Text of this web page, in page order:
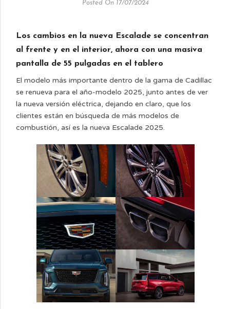
Posted On 17/07/2024
Los cambios en la nueva Escalade se concentran
al frente y en el interior, ahora con una masiva
pantalla de 55 pulgadas en el tablero
El modelo más importante dentro de la gama de Cadillac
se renueva para el año-modelo 2025, junto antes de ver
la nueva versión eléctrica, dejando en claro, que los
clientes están en búsqueda de más modelos de
combustión, así es la nueva Escalade 2025.